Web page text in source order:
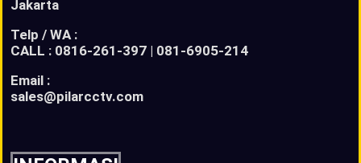
Jakarta
Telp / WA :
CALL : 0816-261-397 | 081-6905-214
Email :
sales@pilarcctv.com